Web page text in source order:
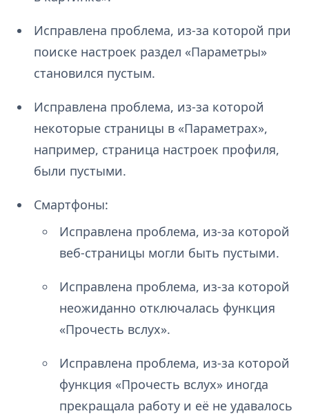
Исправлена проблема, из-за которой при
поиске настроек раздел «Параметры»
становился пустым.
Исправлена проблема, из-за которой
некоторые страницы в «Параметрах»,
например, страница настроек профиля,
были пустыми.
Смартфоны:
Исправлена проблема, из-за которой
веб-страницы могли быть пустыми.
Исправлена проблема, из-за которой
неожиданно отключалась функция
«Прочесть вслух».
Исправлена проблема, из-за которой
функция «Прочесть вслух» иногда
прекращала работу и её не удавалось